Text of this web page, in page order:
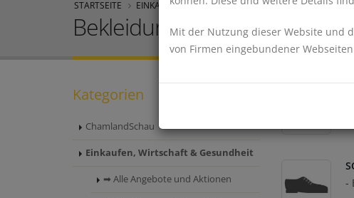
Mit der Nutzung dieser Website und
von Firmen eingebundener
STARTSEITE EINKAUFEN, WIRTSCHAFT & GESUNDHEIT
Bekleidung, Schuhe und
Kategorien
ChamlandSchau
Einkaufen, Wirtschaft & Gesundheit
➡ Alle Angebote und Aktionen
-